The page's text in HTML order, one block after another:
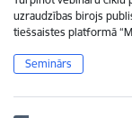
uzraudzības birojs
tiešsaistes platformā
Seminārs